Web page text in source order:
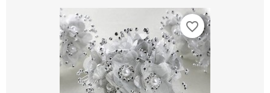
favorite_border